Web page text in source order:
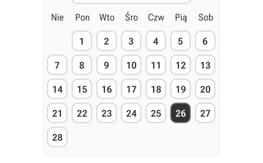
Nie Pon Wto Śro Czw Pią Sob
1 2 3 4 5 6
7 8 9 10 11 12 13
14 15 16 17 18 19 20
21 22 23 24 25 26 27
28